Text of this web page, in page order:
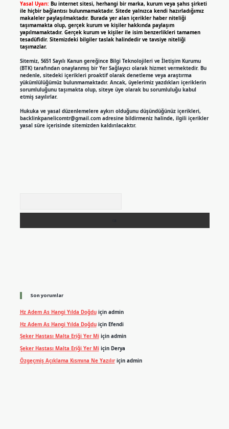
Yasal Uyarı: Bu internet sitesi, herhangi bir marka, kurum veya şahıs şirketi
ile hiçbir bağlantısı bulunmamaktadır. Sitede yalnızca kendi hazırladığımız
makaleler paylaşılmaktadır. Burada yer alan içerikler haber niteliği
taşımamakta olup, gerçek kurum ve kişiler hakkında paylaşım
yapılmamaktadır. Gerçek kurum ve kişiler ile isim benzerlikleri tamamen
tesadüfidir. Sitemizdeki bilgiler taslak halindedir ve tavsiye niteliği
taşımazlar.
Sitemiz, 5651 Sayılı Kanun gereğince Bilgi Teknolojileri ve İletişim Kurumu
(BTK) tarafından onaylanmış bir Yer Sağlayıcı olarak hizmet vermektedir. Bu
nedenle, sitedeki içerikleri proaktif olarak denetleme veya araştırma
yükümlülüğümüz bulunmamaktadır. Ancak, üyelerimiz yazdıkları içeriklerin
sorumluluğunu taşımakta olup, siteye üye olarak bu sorumluluğu kabul
etmiş sayılırlar.
Hukuka ve yasal düzenlemelere aykırı olduğunu düşündüğünüz içerikleri,
backlinkpanelicomtr@gmail.comadresine bildirmeniz halinde, ilgili içerikler
yasal süre içerisinde sitemizden kaldırılacaktır.
Son yorumlar
Hz Adem As Hangi Yılda Doğduiçin admin
Hz Adem As Hangi Yılda Doğduiçin Efendi
Şeker Hastası Malta Eriği Yer Miiçin admin
Şeker Hastası Malta Eriği Yer Miiçin Derya
Özgeçmiş Açıklama Kısmına Ne Yazılıriçin admin